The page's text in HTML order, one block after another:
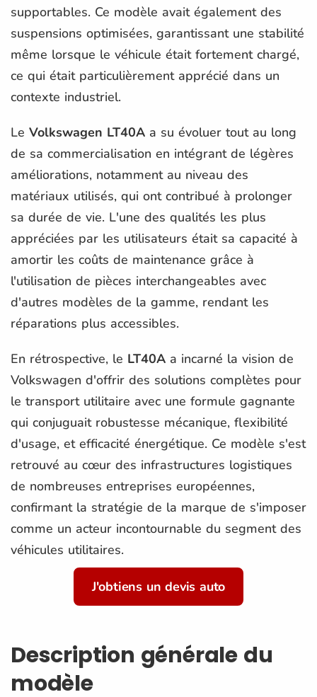
supportables. Ce modèle avait également des
suspensions optimisées, garantissant une stabilité
même lorsque le véhicule était fortement chargé,
ce qui était particulièrement apprécié dans un
contexte industriel.
Le Volkswagen LT40A a su évoluer tout au long
de sa commercialisation en intégrant de légères
améliorations, notamment au niveau des
matériaux utilisés, qui ont contribué à prolonger
sa durée de vie. L'une des qualités les plus
appréciées par les utilisateurs était sa capacité à
amortir les coûts de maintenance grâce à
l'utilisation de pièces interchangeables avec
d'autres modèles de la gamme, rendant les
réparations plus accessibles.
En rétrospective, le LT40A a incarné la vision de
Volkswagen d'offrir des solutions complètes pour
le transport utilitaire avec une formule gagnante
qui conjuguait robustesse mécanique, flexibilité
d'usage, et efficacité énergétique. Ce modèle s'est
retrouvé au cœur des infrastructures logistiques
de nombreuses entreprises européennes,
confirmant la stratégie de la marque de s'imposer
comme un acteur incontournable du segment des
véhicules utilitaires.
J'obtiens un devis auto
Description générale du
modèle